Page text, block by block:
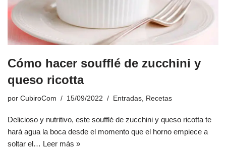
Cómo hacer soufflé de zucchini y
queso ricotta
por CubiroCom 15/09/2022 Entradas, Recetas
Delicioso y nutritivo, este soufflé de zucchini y queso ricotta te
hará agua la boca desde el momento que el horno empiece a
soltar el… Leer más »